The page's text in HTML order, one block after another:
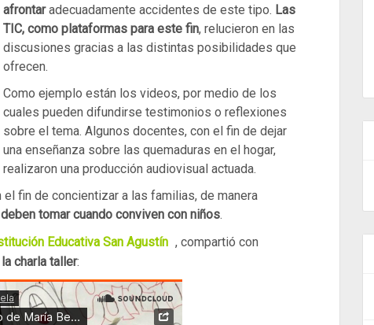
afrontaradecuadamente accidentes de este tipo. Las
TIC, como plataformas para este fin, relucieron en las
discusiones gracias a las distintas posibilidades que
ofrecen.
Como ejemplo están los videos, por medio de los
cuales pueden difundirse testimonios o reflexiones
sobre el tema. Algunos docentes, con el fin de dejar
una enseñanza sobre las quemaduras en el hogar,
realizaron una producción audiovisual actuada.
fin de concientizar a las familias, de manera
tomar cuando conviven con niños.
Educativa San Agustín , compartió con
charla taller: